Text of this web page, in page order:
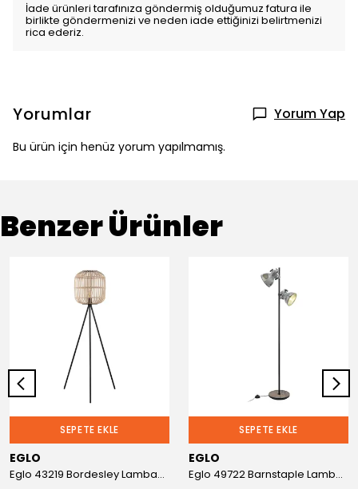
İade ürünleri tarafınıza göndermiş olduğumuz fatura ile
birlikte göndermenizi ve neden iade ettiğinizi belirtmenizi
rica ederiz.
Yorumlar Yorum Yap
Bu ürün için henüz yorum yapılmamış.
Benzer Ürünler
SEPETE EKLE
EGLO
Eglo 43219 Bordesley Lambader
SEPETE EKLE
EGLO
Eglo 49722 Barnstaple Lambader